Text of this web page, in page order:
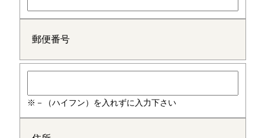
郵便番号
※－（ハイフン）を入れずに入力下さい